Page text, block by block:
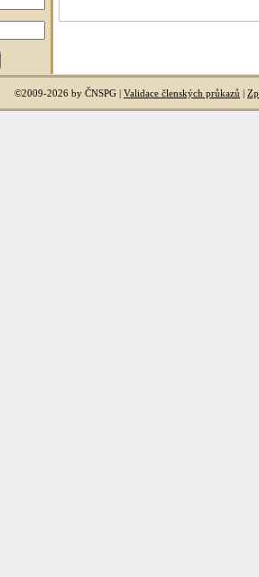
©2009-2026 by ČNSPG | Validace členských průkazů |